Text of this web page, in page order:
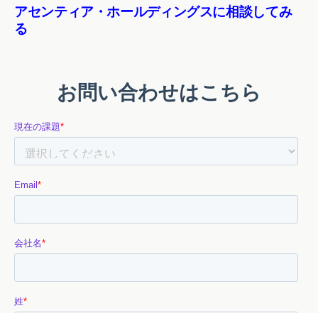
アセンティア・ホールディングスに相談してみ
る